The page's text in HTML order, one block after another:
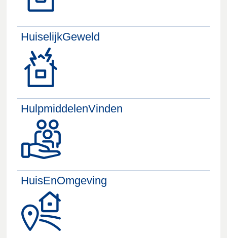
HuiselijkGeweld
HulpmiddelenVinden
HuisEnOmgeving